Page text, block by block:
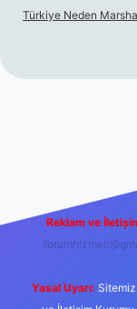
Türkiye Neden
Reklam ve
Yasal Uyarı: